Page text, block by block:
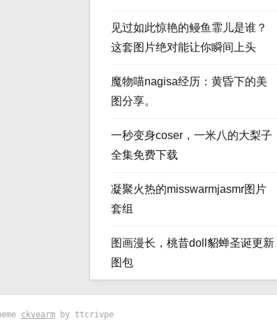
见过如此惊艳的鳗鱼霏儿是谁？
这套图片绝对能让你瞬间上头
魔物喵nagisa经历：黄昏下的美
图分享。
一秒变身coser，一米八的大梨子
全集免费下载
凝聚火热的misswarmjasmr图片
套组
图画漫长，桃昔doll貂蝉圣诞更新
图包
ckvearmby ttcrivpe